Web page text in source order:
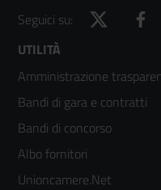
Seguici su:
Twitter
Footer
menù
colonna
2
UTILITÀ
Amministrazione
Bandi di gara e contratti
Bandi di concorso
Albo fornitori
Unioncamere.Net